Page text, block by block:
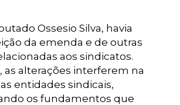
Ossesio Silva, havia
da emenda e de outras
aos sindicatos.
as alterações interferem na
entidades sindicais,
os fundamentos que